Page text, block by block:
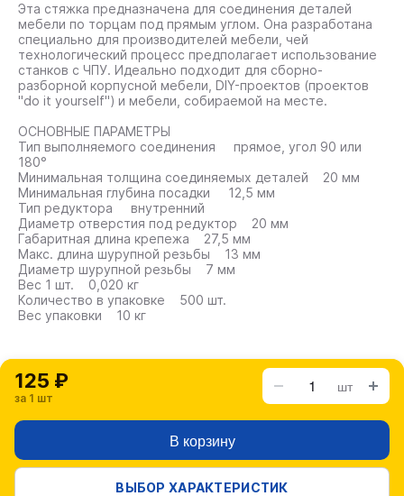
Эта стяжка предназначена для соединения деталей
мебели по торцам под прямым углом. Она разработана
специально для производителей мебели, чей
технологический процесс предполагает использование
станков с ЧПУ. Идеально подходит для сборно-
разборной корпусной мебели, DIY-проектов (проектов
"do it yourself") и мебели, собираемой на месте.
ОСНОВНЫЕ ПАРАМЕТРЫ
Тип выполняемого соединения прямое, угол 90 или
180°
Минимальная толщина соединяемых деталей 20 мм
Минимальная глубина посадки 12,5 мм
Тип редуктора внутренний
Диаметр отверстия под редуктор 20 мм
Габаритная длина крепежа 27,5 мм
Макс. длина шурупной резьбы 13 мм
Диаметр шурупной резьбы 7 мм
Вес 1 шт. 0,020 кг
Количество в упаковке 500 шт.
Вес упаковки 10 кг
125 ₽
за 1 шт
шт
В корзину
ВЫБОР ХАРАКТЕРИСТИК